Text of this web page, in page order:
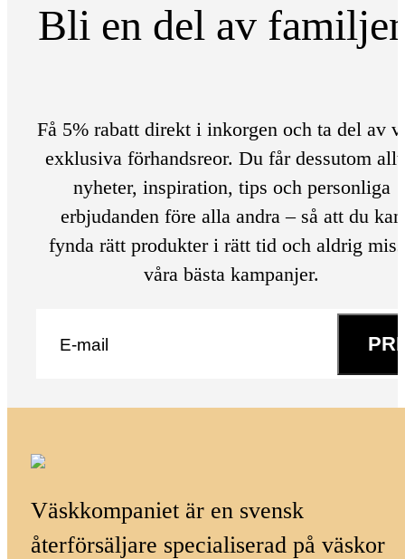
Bli en del av
Få 5% rabatt direkt i inkorgen och ta del av
exklusiva förhandsreor. Du får dessutom
nyheter, inspiration, tips och personliga
erbjudanden före alla andra – så att du kan
fynda rätt produkter i rätt tid och aldrig
våra bästa kampanjer.
Väskkompaniet är en svensk
återförsäljare specialiserad på väskor